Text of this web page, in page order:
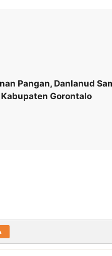
Pangan, Danlanud
Gorontalo